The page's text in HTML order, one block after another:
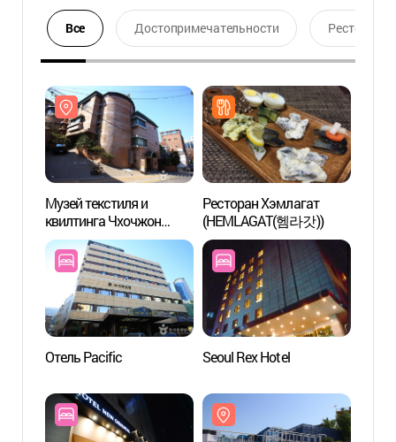
Все Достопримечательности Ресторан
Музей текстиля и
квилтинга Чхочжон
(초전섬유ㆍ퀼트박물관)
Ресторан Хэмлагат
(HEMLAGAT(헴라갓))
Отель Pacific Seoul Rex Hotel